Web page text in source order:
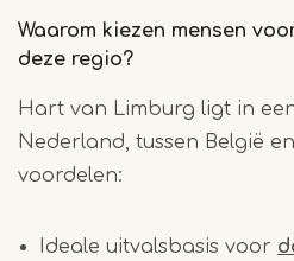
Waarom kiezen mensen
deze regio?
Hart van Limburg ligt in
Nederland, tussen België
voordelen:
Ideale uitvalsbasis voor